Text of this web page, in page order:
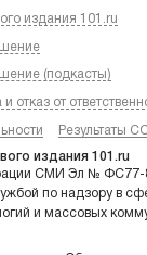
издания 101.ru
(подкасты)
отказ от
Результаты
издания 101.ru
СМИ Эл № ФС77-
по надзору в
и массовых